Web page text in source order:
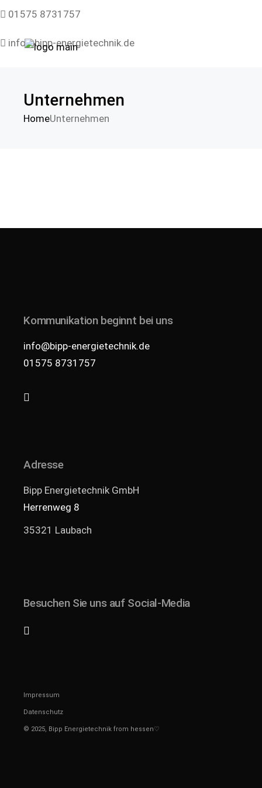
01575 8731757
info@bipp-energietechnik.de
Unternehmen
HomeUnternehmen
Kommunikation beginnt bei uns
info@bipp-energietechnik.de
01575 8731757
Adresse
Bipp Energietechnik GmbH
Herrenweg 8
35321 Laubach
Besuchen Sie uns auf Social-Media
Impressum
Datenschutz
© 2025, Bipp Energietechnik from hessen♡